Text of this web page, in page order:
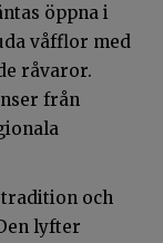
öppna i
våfflor med
råvaror.
från
och
lyfter